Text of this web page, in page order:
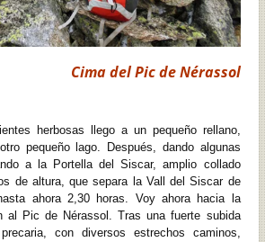
Cima del Pic de Nérassol
herbosas llego a un pequeño rellano,
pequeño lago. Después, dando algunas
a la Portella del Siscar, amplio collado
de altura, que separa la Vall del Siscar de
ahora 2,30 horas. Voy ahora hacia la
al Pic de Nérassol. Tras una fuerte subida
con diversos estrechos caminos,